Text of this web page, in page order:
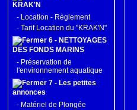
KRAK'N
- Location - Règlement
- Tarif Location du "KRAK'N"
6 - NETTOYAGES
DES FONDS MARINS
- Préservation de
l'environnement aquatique
7 - Les petites
annonces
- Matériel de Plongée